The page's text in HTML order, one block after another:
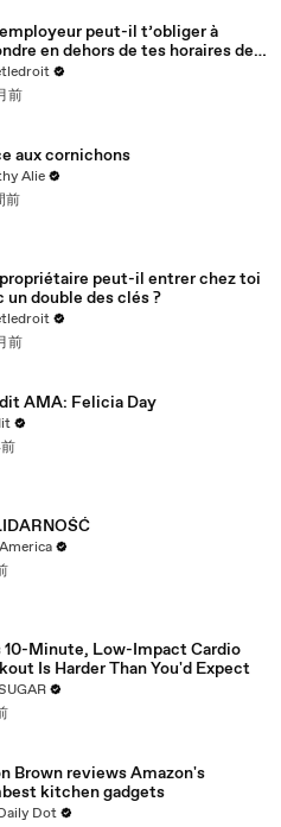
peut-il t’obliger à
en dehors de tes horaires de
?
前
aux cornichons
Alie
前
peut-il entrer chez toi
un double des clés ?
前
AMA: Felicia Day
10-Minute, Low-Impact Cardio
Is Harder Than You'd Expect
Brown reviews Amazon's
kitchen gadgets
Dot